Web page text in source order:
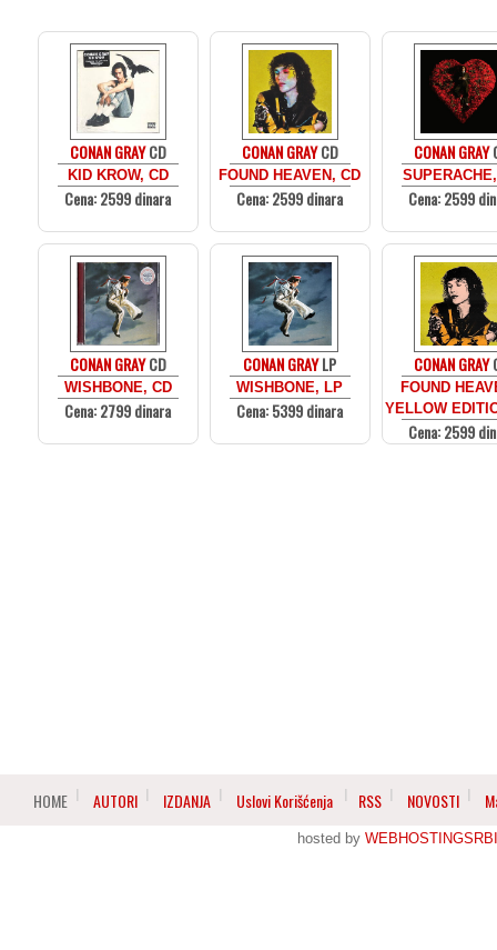
CONAN GRAYCD
KID KROW, CD
Cena: 2599 dinara
CONAN GRAYCD
FOUND HEAVEN, CD
Cena: 2599 dinara
CONAN GRAY
Cena: 2599
CONAN GRAYCD
WISHBONE, CD
Cena: 2799 dinara
CONAN GRAYLP
WISHBONE, LP
Cena: 5399 dinara
CONAN GRAY
FOUND
YELLOW
Cena: 2599
HOME AUTORI IZDANJA Uslovi Korišćenja RSS NOVOSTI
hosted by